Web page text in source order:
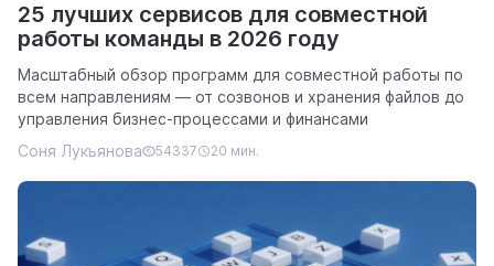
тарифные планы для любых команд
помощь
25 лучших сервисов для совместной
работы команды в 2026 году
Масштабный обзор программ для совместной работы по
всем направлениям — от созвонов и хранения файлов до
управления бизнес-процессами и финансами
Соня Лукьянова
54337 20 мин.